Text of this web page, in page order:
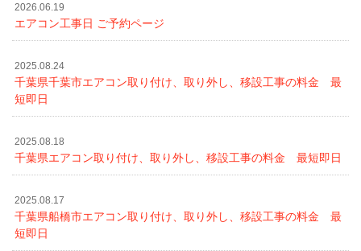
2026.06.19
エアコン工事日 ご予約ページ
2025.08.24
千葉県千葉市エアコン取り付け、取り外し、移設工事の料金 最
短即日
2025.08.18
千葉県エアコン取り付け、取り外し、移設工事の料金 最短即日
2025.08.17
千葉県船橋市エアコン取り付け、取り外し、移設工事の料金 最
短即日